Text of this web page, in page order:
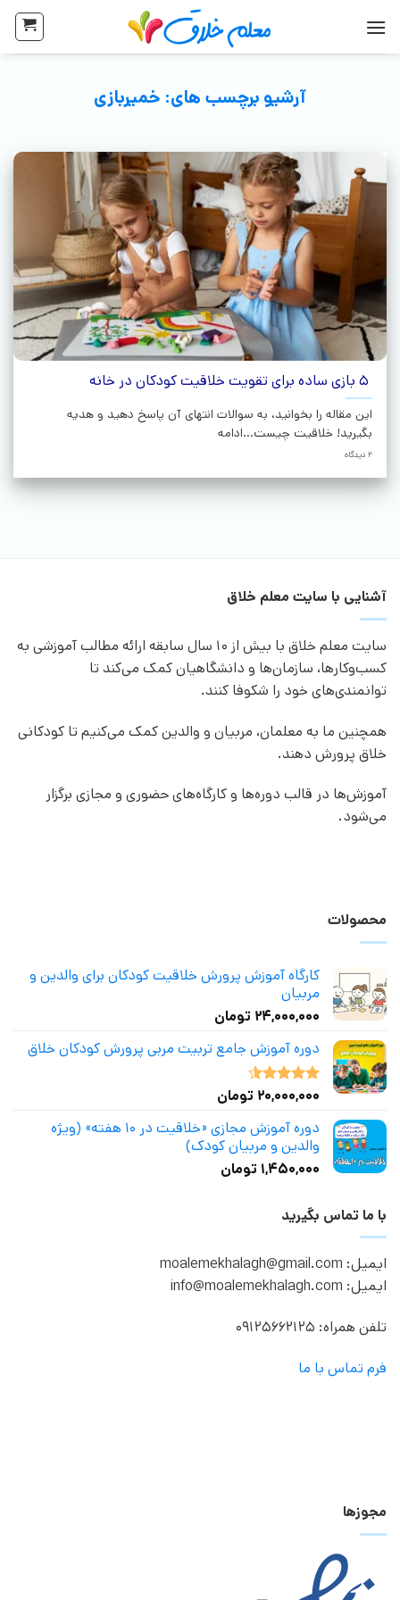
آرشیو برچسب های: خمیربازی
این مقاله را بخوانید، به سوالات انتهای آن پاسخ دهید و هدیه
بگیرید! خلاقیت چیست...ادامه
2 دیدگاه
آشنایی با سایت معلم خلاق
سایت معلم خلاق با بیش از 10 سال سابقه ارائه مطالب آموزشی به
کسب‌وکارها، سازمان‌ها و دانشگاهیان کمک می‌کند تا
توانمندی‌های خود را شکوفا کنند.
همچنین ما به معلمان، مربیان و والدین کمک می‌کنیم تا کودکانی
خلاق پرورش دهند.
آموزش‌ها در قالب دوره‌ها و کارگاه‌های حضوری و مجازی برگزار
می‌شود.
محصولات
کارگاه آموزش پرورش خلاقیت کودکان برای والدین و
مربیان
۲۴,۰۰۰,۰۰۰ تومان
دوره آموزش جامع تربیت مربی پرورش کودکان خلاق
نمره4.50
۲۰,۰۰۰,۰۰۰ تومان
دوره آموزش مجازی «خلاقیت در ۱۰ هفته» (ویژه
والدین و مربیان کودک)
۱,۴۵۰,۰۰۰ تومان
با ما تماس بگیرید
ایمیل: moalemekhalagh@gmail.com
ایمیل: info@moalemekhalagh.com
تلفن همراه: 09125662125
فرم تماس با ما
مجوزها